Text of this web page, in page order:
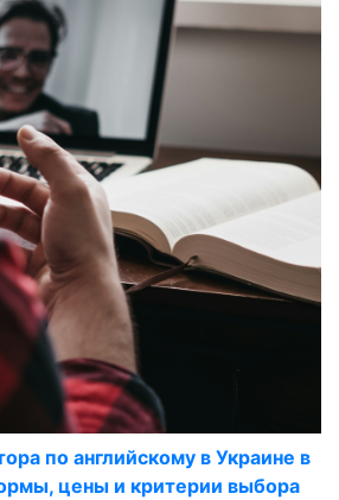
по английскому в Украине в
цены и критерии выбора